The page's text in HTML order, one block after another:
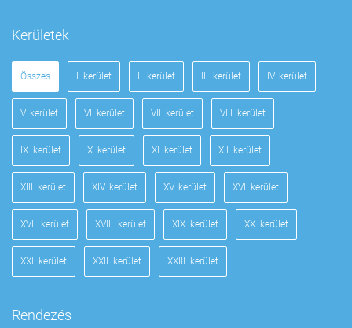
Kerületek
Összes I. kerület II. kerület III. kerület IV. kerület
V. kerület VI. kerület VII. kerület VIII. kerület
IX. kerület X. kerület XI. kerület XII. kerület
XIII. kerület XIV. kerület XV. kerület XVI. kerület
XVII. kerület XVIII. kerület XIX. kerület XX. kerület
XXI. kerület XXII. kerület XXIII. kerület
Rendezés